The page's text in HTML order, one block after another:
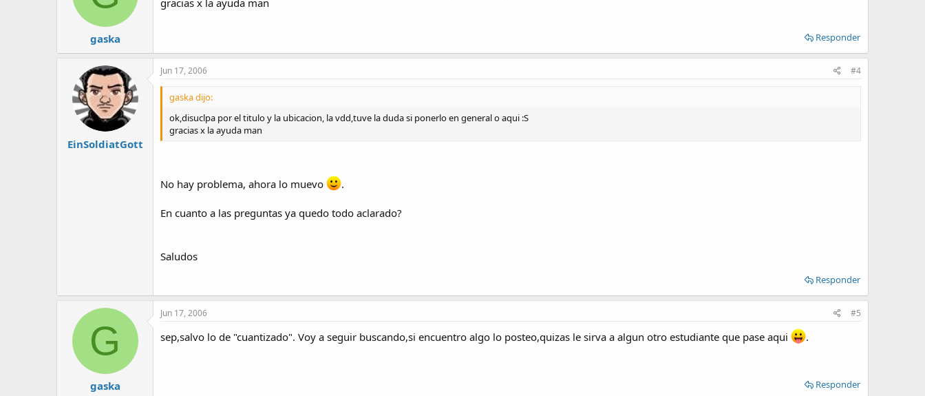
gaska Responder
EinSoldiatGott
Jun 17, 2006 #4
gaska dijo:
ok,disuclpa por el titulo y la ubicacion, la vdd,tuve la duda si ponerlo en general o aqui :S
gracias x la ayuda man
No hay problema, ahora lo muevo .
En cuanto a las preguntas ya quedo todo aclarado?
Saludos
Responder
G
gaska
Jun 17, 2006 #5
sep,salvo lo de "cuantizado". Voy a seguir buscando,si encuentro algo lo posteo,quizas le sirva a algun otro estudiante que pase aqui .
Responder